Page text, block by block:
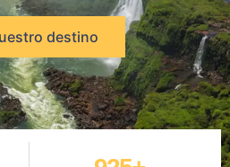
destino